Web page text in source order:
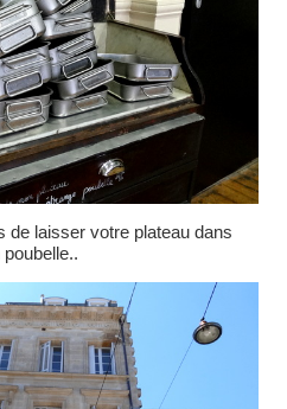
de laisser votre plateau dans